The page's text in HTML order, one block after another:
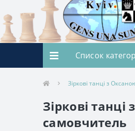
Список
Зіркові танці з
Зіркові
самовчитель